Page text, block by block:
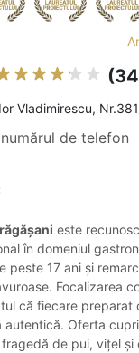
Vladimirescu,
de telefon
este
în domeniul
peste 17 ani și
Focalizarea
că fiecare preparat
autentică. Oferta
de pui, vițel și